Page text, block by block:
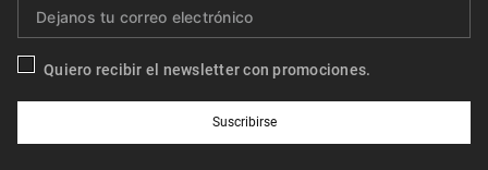
Quiero recibir el newsletter con promociones.
Suscribirse